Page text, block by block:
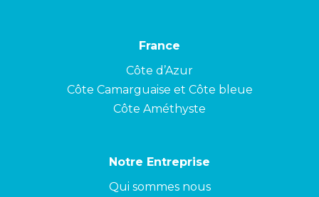
France
Côte d’Azur
Côte Camarguaise et Côte bleue
Côte Améthyste
Notre Entreprise
Qui sommes nous